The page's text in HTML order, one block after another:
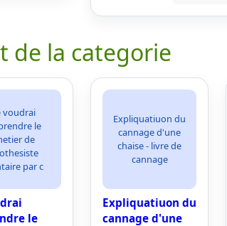
de la categorie
voudrai
le
de
par c
le
Expliquatiuon du
cannage d'une
chaise - livre de
cannage
Expliquatiuon du
cannage d'une